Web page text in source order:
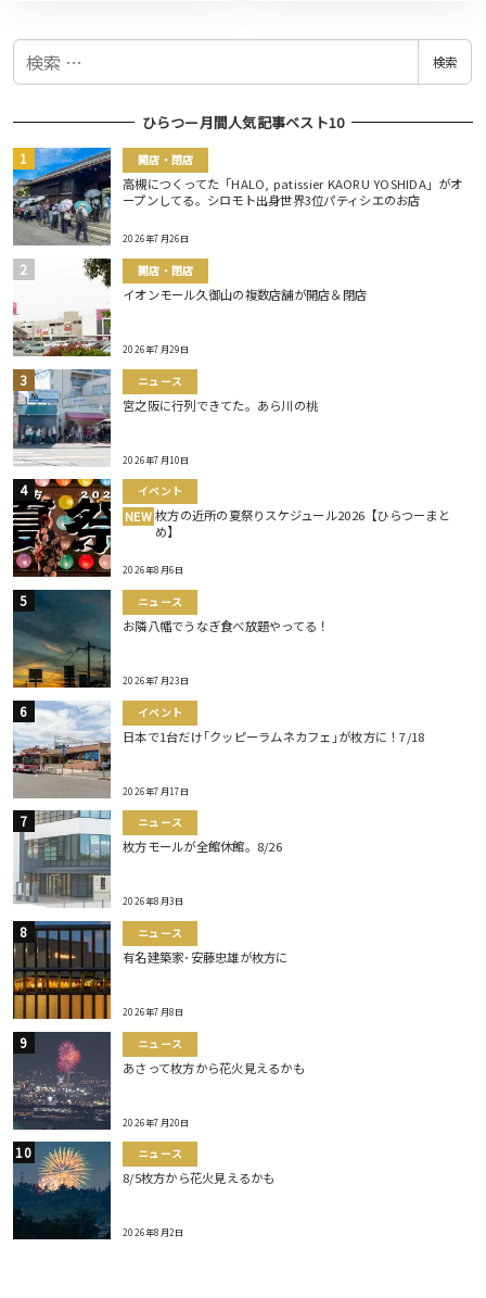
検
検索
ひらつー月間人気記事ベスト10
開店・閉店
高槻につくってた「HALO, patissier KAORU YOSHIDA」がオ
ープンしてる。シロモト出身世界3位パティシエのお店
2026年7月26日
開店・閉店
イオンモール久御山の複数店舗が開店＆閉店
2026年7月29日
ニュース
宮之阪に行列できてた。あら川の桃
2026年7月10日
イベント
NEW 枚方の近所の夏祭りスケジュール2026【ひらつーまと
め】
2026年8月6日
ニュース
お隣八幡でうなぎ食べ放題やってる！
2026年7月23日
イベント
日本で1台だけ｢クッピーラムネカフェ｣が枚方に！7/18
2026年7月17日
ニュース
枚方モールが全館休館。8/26
2026年8月3日
ニュース
有名建築家･安藤忠雄が枚方に
2026年7月8日
ニュース
あさって枚方から花火見えるかも
2026年7月20日
ニュース
8/5枚方から花火見えるかも
2026年8月2日